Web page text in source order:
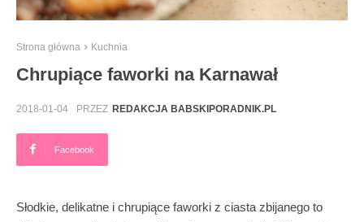
Strona główna Kuchnia
Chrupiące faworki na Karnawał
2018-01-04 PRZEZ REDAKCJA BABSKIPORADNIK.PL
Facebook
Słodkie, delikatne i chrupiące faworki z ciasta zbijanego to